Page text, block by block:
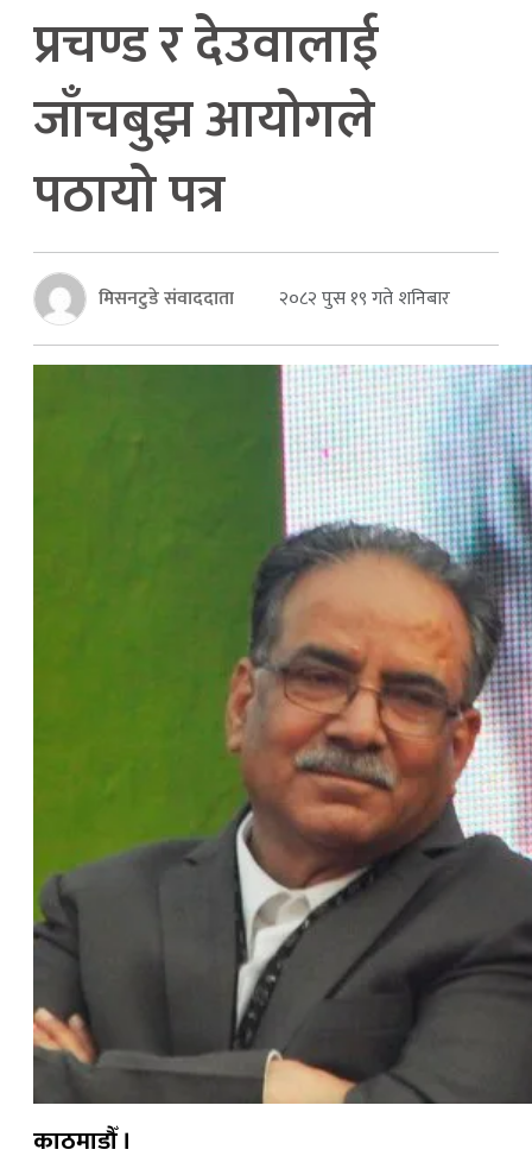
प्रचण्ड र देउवालाई
जाँचबुझ आयोगले
पठायो पत्र
मिसनटुडे संवाददाता २०८२ पुस १९ गते शनिबार
काठमाडौँ ।